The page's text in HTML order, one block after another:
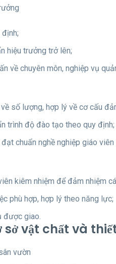
hiệu trưởng trở lên;
về chuyên môn, nghiệp vụ
số lượng, hợp lý về cơ cấu
trình độ đào tạo theo quy định;
chuẩn nghề nghiệp giáo
kiêm nhiệm để đảm nhiệm
phù hợp, hợp lý theo năng lực;
được giao.
sở vật chất và
vườn